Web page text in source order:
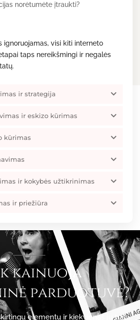
norėtumėte įtraukti?
ignoruojamas, visi kiti interneto
taps nereikšmingi ir negalės
ir strategija
ir eskizo kūrimas
kūrimas
ir kokybės užtikrinimas
ir priežiūra
kainuoja
parduotuvė?
elementų ir kiekvienas jų turi